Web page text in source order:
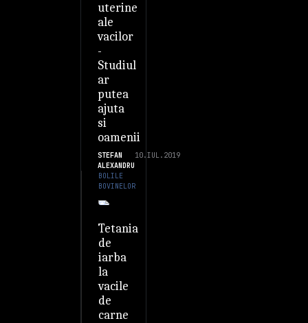
uterine
ale
vacilor
-
Studiul
ar
putea
ajuta
si
oamenii
STEFAN
ALEXANDRU
10.IUL.2019
BOLILE
BOVINELOR
Tetania
de
iarba
la
vacile
de
carne